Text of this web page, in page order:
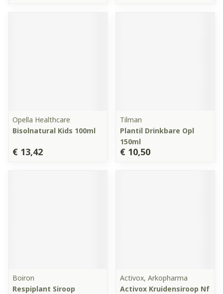
Opella Healthcare
Bisolnatural Kids 100ml
€ 13,42
Tilman
Plantil Drinkbare Opl
150ml
€ 10,50
Boiron
Respiplant Siroop
Activox, Arkopharma
Activox Kruidensiroop Nf